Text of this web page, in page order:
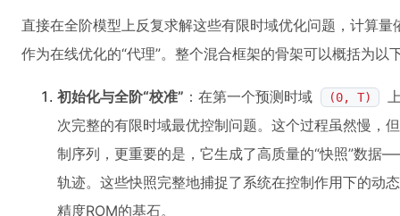
直接在全阶模型上反复求解这些有限时域优化问题，计算
作为在线优化的“代理”。整个混合框架的骨架可以概括为以
初始化与全阶“校准” ：在第一个预测时域 (0, T)
次完整的有限时域最优控制问题。这个过程虽然慢，
制序列，更重要的是，它生成了高质量的“快照”数
轨迹。这些快照完整地捕捉了系统在控制作用下的动
精度ROM的基石。